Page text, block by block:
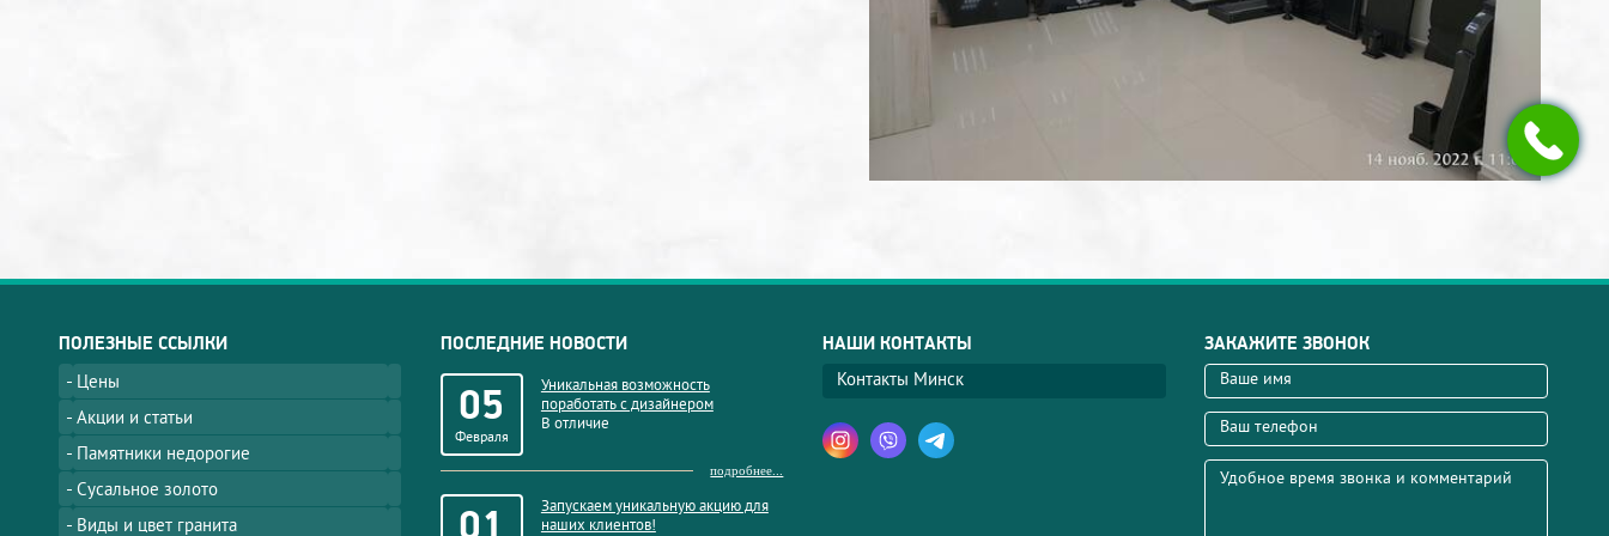
ПОЛЕЗНЫЕ ССЫЛКИ
Цены
Акции и статьи
Памятники недорогие
Сусальное золото
Виды и цвет гранита
ПОСЛЕДНИЕ НОВОСТИ
05
Февраля
Уникальная возможность
поработать с дизайнером
В отличие
подробнее...
Запускаем уникальную акцию для
наших клиентов!
НАШИ КОНТАКТЫ
Контакты Минск
ЗАКАЖИТЕ ЗВОНОК